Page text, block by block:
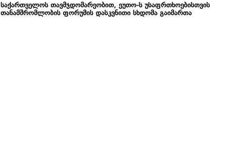
საქართველოს თავმჯდომარეობით, ეუთო-ს უსაფრთხოებისთვის
თანამშრომლობის ფორუმის დასკვნითი სხდომა გაიმართა